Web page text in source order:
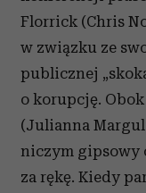
Florrick (Chris
w związku ze
publicznej
o korupcję.
(Julianna
niczym gipsowy
za rękę. Kiedy